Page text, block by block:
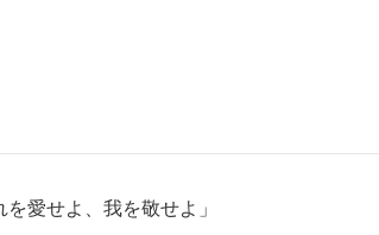
愛せよ、我を敬せよ」